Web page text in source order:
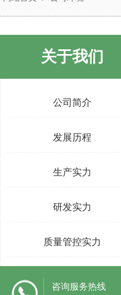
关于我们
公司简介
发展历程
生产实力
研发实力
质量管控实力
咨询服务热线